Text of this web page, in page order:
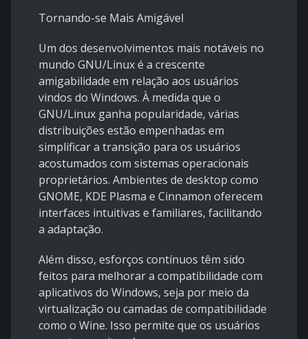
Tornando-se Mais Amigável
Um dos desenvolvimentos mais notáveis no
mundo GNU/Linux é a crescente
amigabilidade em relação aos usuários
vindos do Windows. À medida que o
GNU/Linux ganha popularidade, várias
distribuições estão empenhadas em
simplificar a transição para os usuários
acostumados com sistemas operacionais
proprietários. Ambientes de desktop como
GNOME, KDE Plasma e Cinnamon oferecem
interfaces intuitivas e familiares, facilitando
a adaptação.
Além disso, esforços contínuos têm sido
feitos para melhorar a compatibilidade com
aplicativos do Windows, seja por meio da
virtualização ou camadas de compatibilidade
como o Wine. Isso permite que os usuários